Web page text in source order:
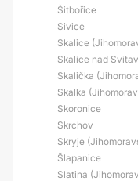
Šitbořice
Sivice
Skalice
Skalice nad
Skalička
Skalka
Skoronice
Skrchov
Skryje
Šlapanice
Slatina